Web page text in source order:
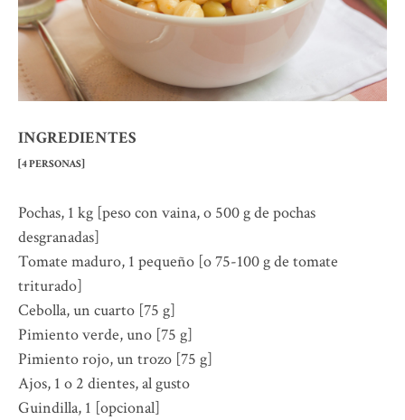
INGREDIENTES
[4 PERSONAS]
Pochas, 1 kg [peso con vaina, o 500 g de pochas
desgranadas]
Tomate maduro, 1 pequeño [o 75-100 g de tomate
triturado]
Cebolla, un cuarto [75 g]
Pimiento verde, uno [75 g]
Pimiento rojo, un trozo [75 g]
Ajos, 1 o 2 dientes, al gusto
Guindilla, 1 [opcional]